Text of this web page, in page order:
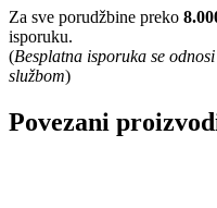
Za sve porudžbine preko
isporuku.
(Besplatna isporuka se
službom)
Povezani